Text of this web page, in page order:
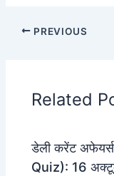
PREVIOUS
Related
डेली करेंट
Quiz): 16